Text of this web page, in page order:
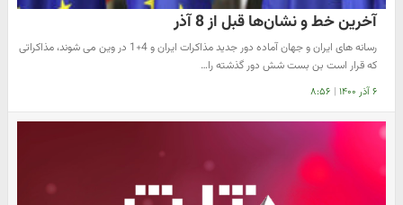
آخرین خط و نشان‌ها قبل از 8 آذر
رسانه های ایران و جهان آماده دور جدید مذاکرات ایران و 4+1 در وین می شوند، مذاکراتی
که قرار است بن بست شش دور گذشته را…
۶ آذر ۱۴۰۰ | ۸:۵۶